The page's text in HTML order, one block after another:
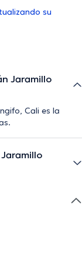
su
Jaramillo
Cali es la